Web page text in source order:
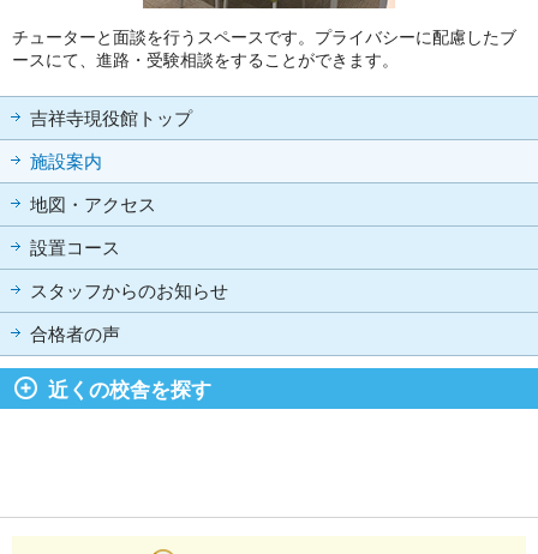
チューターと面談を行うスペースです。プライバシーに配慮したブ
ースにて、進路・受験相談をすることができます。
吉祥寺現役館トップ
施設案内
地図・アクセス
設置コース
スタッフからのお知らせ
合格者の声
近くの校舎を探す